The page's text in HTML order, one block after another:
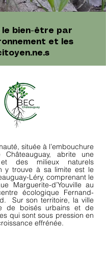
le bien-être par
et les
située à l’embouchure
abrite une
et des milieux naturels
y trouve à sa limite est le
Léry, comprenant le
Marguerite-d’Youville au
écologique Fernand-
Sur son territoire, la ville
de boisés urbains et de
qui sont sous pression en
effrénée.